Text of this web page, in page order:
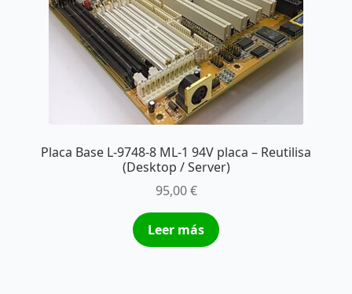
Placa Base L-9748-8 ML-1 94V placa – Reutilisa
(Desktop / Server)
95,00€
Leer más